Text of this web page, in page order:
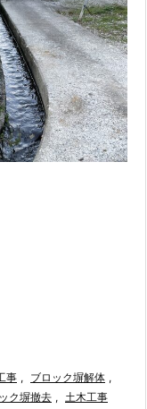
事 , ブロック塀解体 ,
ク塀撤去 , 土木工事